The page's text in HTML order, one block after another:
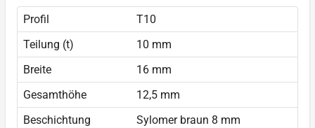
Profil
T10
Teilung (t)
10 mm
Breite
16 mm
Gesamthöhe
12,5 mm
Beschichtung
Sylomer braun 8 mm